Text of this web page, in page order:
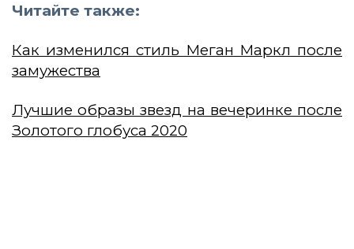
Читайте также:
Как изменился стиль Меган Маркл после
замужества
Лучшие образы звезд на вечеринке после
Золотого глобуса 2020